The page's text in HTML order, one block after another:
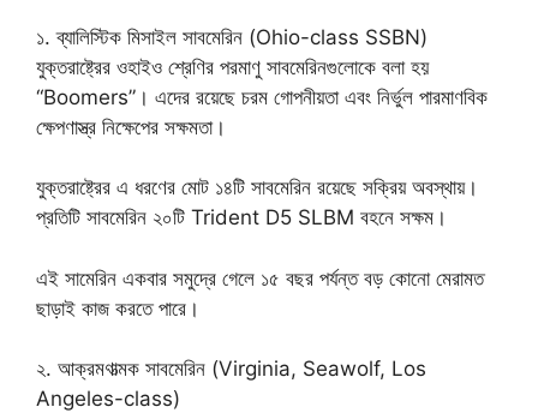
১. ব্যালিস্টিক মিসাইল সাবমেরিন (Ohio-class SSBN)
যুক্তরাষ্ট্রের ওহাইও শ্রেণির পরমাণু সাবমেরিনগুলোকে বলা হয়
“Boomers”। এদের রয়েছে চরম গোপনীয়তা এবং নির্ভুল পারমাণবিক
ক্ষেপণাস্ত্র নিক্ষেপের সক্ষমতা।
যুক্তরাষ্ট্রের এ ধরণের মোট ১৪টি সাবমেরিন রয়েছে সক্রিয় অবস্থায়।
প্রতিটি সাবমেরিন ২০টি Trident D5 SLBM বহনে সক্ষম।
এই সামেরিন একবার সমুদ্রে গেলে ১৫ বছর পর্যন্ত বড় কোনো মেরামত
ছাড়াই কাজ করতে পারে।
২. আক্রমণাত্মক সাবমেরিন (Virginia, Seawolf, Los
Angeles-class)